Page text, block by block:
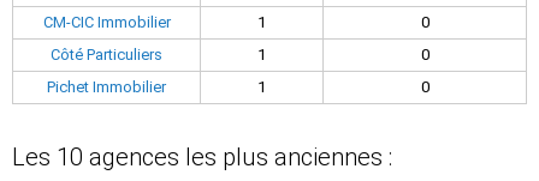
CM-CIC Immobilier
1
0
Côté Particuliers
1
0
Pichet Immobilier
1 0
Les 10 agences les plus anciennes :